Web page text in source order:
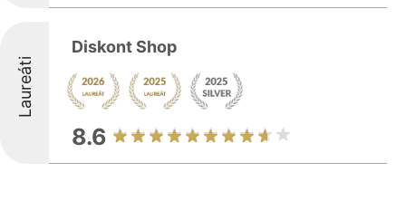
Laureáti
Diskont Shop
8.6